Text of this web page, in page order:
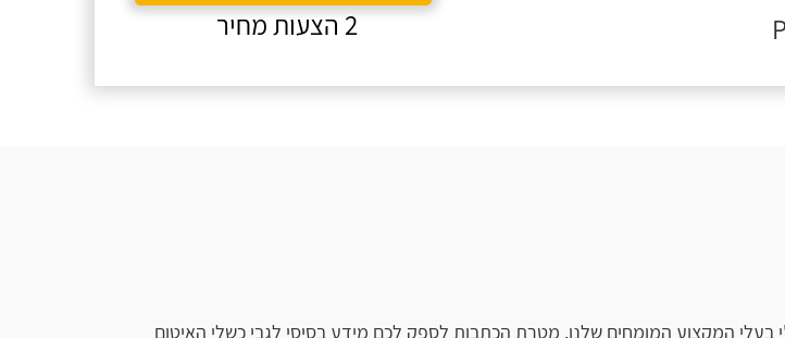
2 הצעות מחיר
המקצוע המומחים שלנו. מטרת הכתבות לספק לכם מידע בסיסי לגבי כשלי האיטום